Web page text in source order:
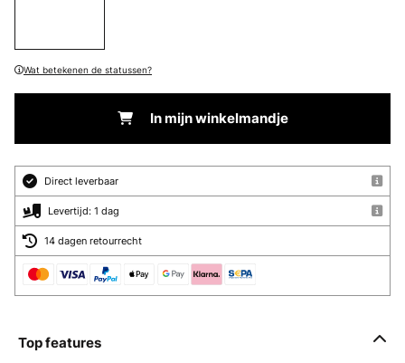
Wat betekenen de statussen?
In mijn winkelmandje
Direct leverbaar
Levertijd: 1 dag
14 dagen retourrecht
Top features